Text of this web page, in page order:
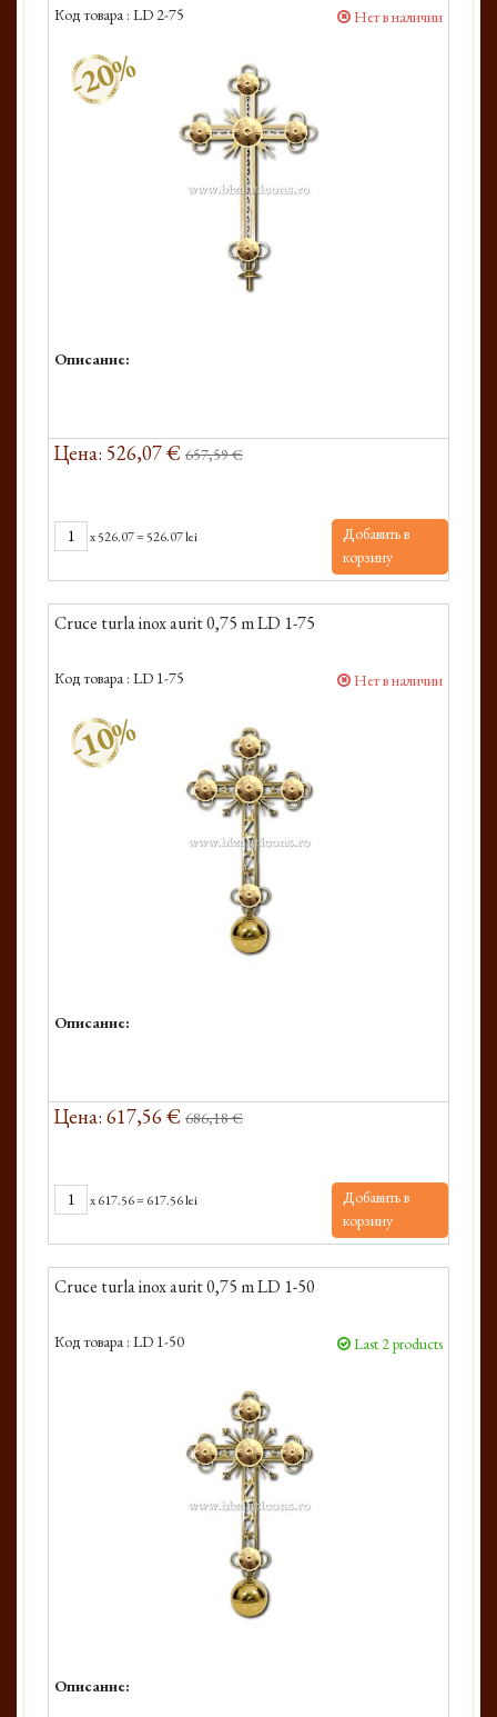
Код товара : LD 2-75 Нет в наличии
-20%
Описание:
Цена: 526,07 € 657,59 €
x526.07= 526.07 lei
Добавить в
корзину
Cruce turla inox aurit 0,75 m LD 1-75
Код товара : LD 1-75 Нет в наличии
-10%
Описание:
Цена: 617,56 € 686,18 €
x617.56= 617.56 lei
Добавить в
корзину
Cruce turla inox aurit 0,75 m LD 1-50
Код товара : LD 1-50 Last 2 products
Описание: